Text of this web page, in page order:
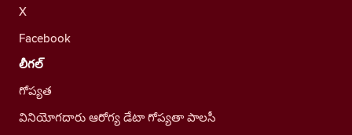
X
Facebook
లీగల్
గోప్యత
వినియోగదారు ఆరోగ్య డేటా గోప్యతా పాలసీ